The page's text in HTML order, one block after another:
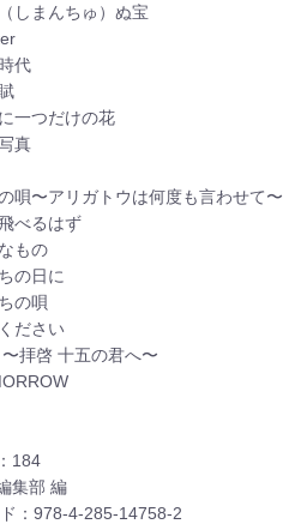
しまんちゅ）ぬ宝
代
一つだけの花
真
唄〜アリガトウは何度も言わせて〜
べるはず
もの
の日に
の唄
ださい
拝啓 十五の君へ〜
184
集部 編
：978-4-285-14758-2